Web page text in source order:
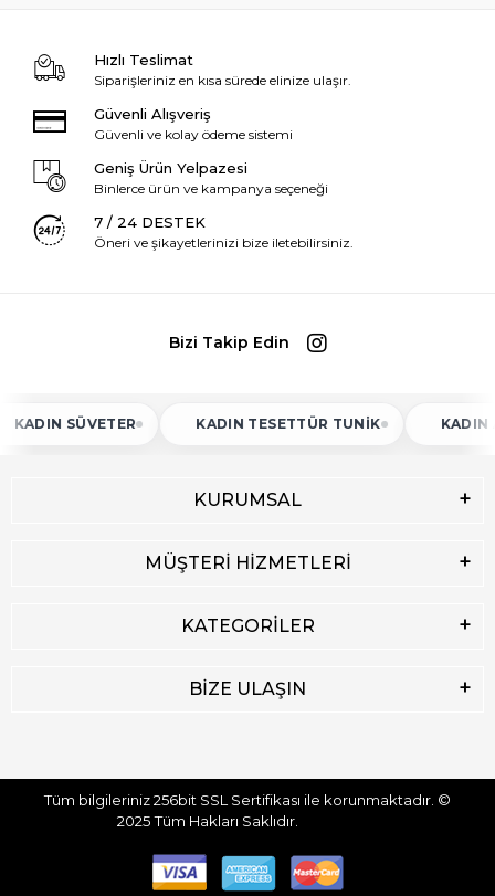
Hızlı Teslimat
Siparişleriniz en kısa sürede elinize ulaşır.
Güvenli Alışveriş
Güvenli ve kolay ödeme sistemi
Geniş Ürün Yelpazesi
Binlerce ürün ve kampanya seçeneği
7 / 24 DESTEK
Öneri ve şikayetlerinizi bize iletebilirsiniz.
Bizi Takip Edin
SÜVETER KADIN TESETTÜR TUNIK KADIN ATLET
KURUMSAL
MÜŞTERİ HİZMETLERİ
KATEGORİLER
BİZE ULAŞIN
Tüm bilgileriniz 256bit SSL Sertifikası ile korunmaktadır. ©
2025Tüm Hakları Saklıdır.